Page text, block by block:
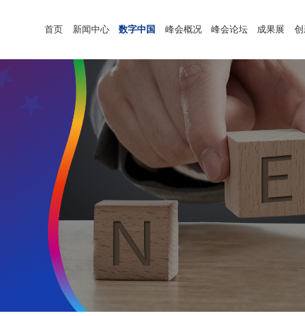
首页 新闻中心 数字中国 峰会概况 峰会论坛 成果展